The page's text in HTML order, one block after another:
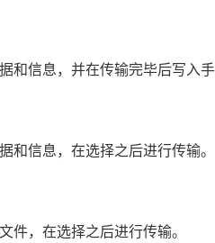
和信息，并在传输完毕后写入
信息，在选择之后进行传输。
件，在选择之后进行传输。